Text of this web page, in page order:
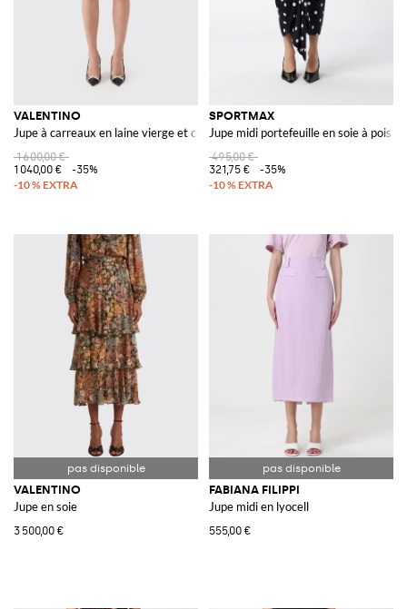
VALENTINO
Jupe à carreaux en laine vierge et cachemire
1 600,00 €
1 040,00 €
-35%
SPORTMAX
Jupe midi portefeuille en soie à pois
495,00 €
321,75 €
-35%
VALENTINO
Jupe en soie
3 500,00 €
FABIANA FILIPPI
Jupe midi en lyocell
555,00 €